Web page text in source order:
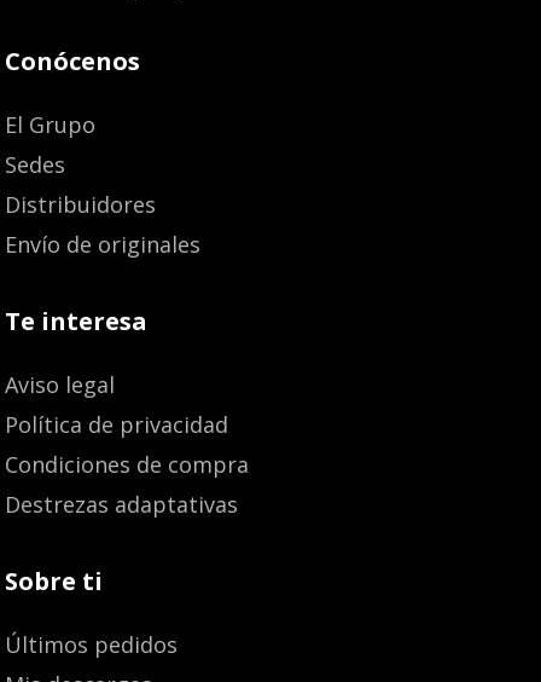
Conócenos
El Grupo
Sedes
Distribuidores
Envío de originales
Te interesa
Aviso legal
Política de privacidad
Condiciones de compra
Destrezas adaptativas
Sobre ti
Últimos pedidos